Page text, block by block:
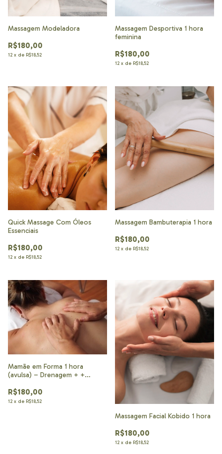
Massagem Modeladora
R$180,00
12 x de R$18,52
Massagem Desportiva 1 hora
feminina
R$180,00
12 x de R$18,52
Quick Massage Com Óleos
Essenciais
R$180,00
12 x de R$18,52
Massagem Bambuterapia 1 hora
R$180,00
12 x de R$18,52
Mamãe em Forma 1 hora
(avulsa) – Drenagem + +
R$180,00
12 x de R$18,52
Massagem Facial Kobido 1 hora
R$180,00
12 x de R$18,52